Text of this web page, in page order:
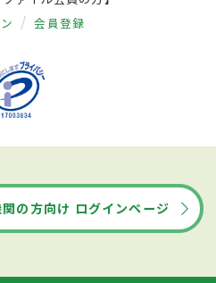
が失われたり、ホル
なるため、
なる。適度な運動を
師
会員登録
の方向け ログインページ